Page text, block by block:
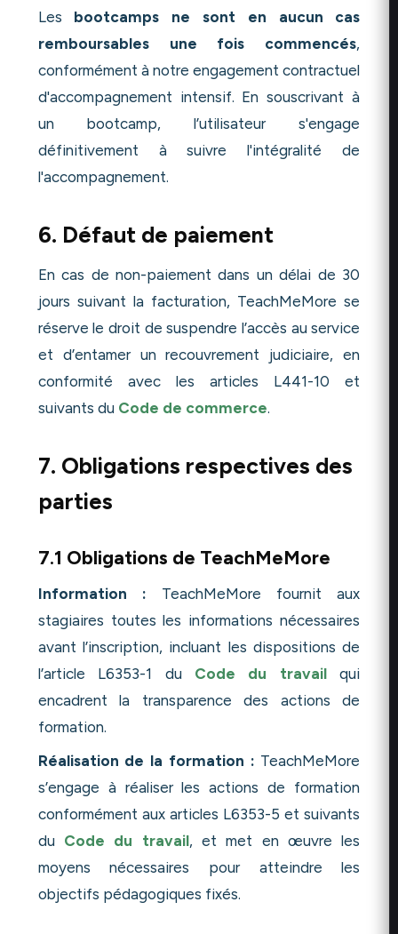
Les bootcamps ne sont en aucun cas
remboursables une fois commencés,
conformément à notre engagement contractuel
d'accompagnement intensif. En souscrivant à
un bootcamp, l’utilisateur s'engage
définitivement à suivre l'intégralité de
l'accompagnement.
6. Défaut de paiement
En cas de non-paiement dans un délai de 30
jours suivant la facturation, TeachMeMore se
réserve le droit de suspendre l’accès au service
et d’entamer un recouvrement judiciaire, en
conformité avec les articles L441-10 et
suivants du Code de commerce.
7. Obligations respectives des
parties
7.1 Obligations de TeachMeMore
Information : TeachMeMore fournit aux
stagiaires toutes les informations nécessaires
avant l’inscription, incluant les dispositions de
l’article L6353-1 du Code du travailqui
encadrent la transparence des actions de
formation.
Réalisation de la formation : TeachMeMore
s’engage à réaliser les actions de formation
conformément aux articles L6353-5 et suivants
du Code du travail, et met en œuvre les
moyens nécessaires pour atteindre les
objectifs pédagogiques fixés.